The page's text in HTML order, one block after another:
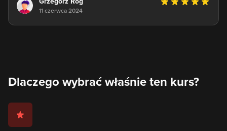
11 czerwca 2024
Dlaczego wybrać właśnie ten kurs?